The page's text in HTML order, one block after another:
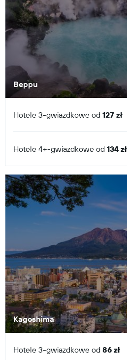
Beppu
Hotele 3-gwiazdkowe od 127 zł
Hotele 4+-gwiazdkowe od 134 zł
Kagoshima
Hotele 3-gwiazdkowe od 86 zł